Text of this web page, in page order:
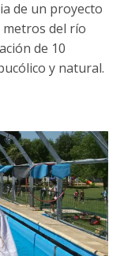
de un proyecto
metros del río
de 10
y natural.